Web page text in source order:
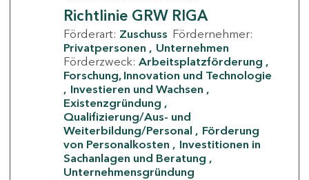
Richtlinie GRW RIGA
Förderart: Zuschuss Fördernehmer:
Privatpersonen
Unternehmen
Förderzweck: Arbeitsplatzförderung
Forschung, Innovation und Technologie
Investieren und Wachsen
Existenzgründung
Qualifizierung/Aus- und
Weiterbildung/Personal
Förderung
von Personalkosten
Investitionen in
Sachanlagen und Beratung
Unternehmensgründung